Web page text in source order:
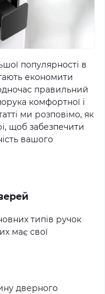
популярності в
економити
правильний
комфортної і
ми розповімо, як
щоб забезпечити
вашого
типів ручок
має свої
дверного